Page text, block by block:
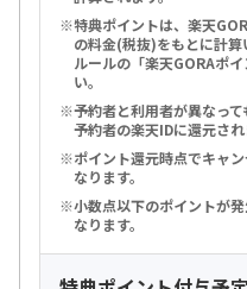
特典ポイントは、楽天
の料金(税抜)をもとに計
ルールの「楽天GORAポ
い。
予約者と利用者が異なっ
予約者の楽天IDに還元され
ポイント還元時点でキャ
なります。
小数点以下のポイントが
なります。